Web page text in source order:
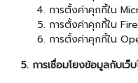
การตั้งค่าคุกกี้ใน
การตั้งค่าคุกกี้ใน
การตั้งค่าคุกกี้ใน
5. การเชื่อมโยงข้อมูลกับเว็